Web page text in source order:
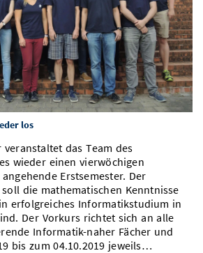
den Beruf
Access
und Förderungen
Personen, Forschungsgruppen
und Veranstaltungen
los
das Team des
wieder einen vierwöchigen
Erstsemester. Der
die mathematischen Kenntnisse
erfolgreiches Informatikstudium in
Der Vorkurs richtet sich an alle
Informatik-naher Fächer und
bis zum 04.10.2019 jeweils…